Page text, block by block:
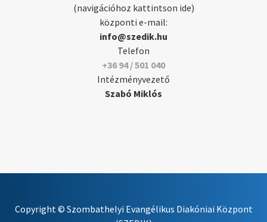
(navigációhoz kattintson ide)
központi e-mail:
info@szedik.hu
Telefon
+36 94 / 501 040
Intézményvezető
Szabó Miklós
Copyright © Szombathelyi Evangélikus Diakóniai Központ